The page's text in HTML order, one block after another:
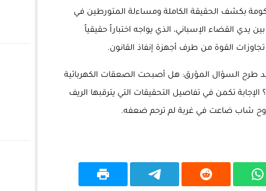
بكشف الحقيقة الكاملة ومساءلة المتورطين في
القضاء الإسباني، الذي يواجه اختباراً حقيقياً
القوة من طرف أجهزة إنفاذ القانون.
طرح السؤال المؤرق: هل أصبحت الصعقات الكهربائية
تكمن في تفاصيل التحقيقات التي يترقبها الريف
شاب ضاعت في غربة لم ترحم ضعفه.